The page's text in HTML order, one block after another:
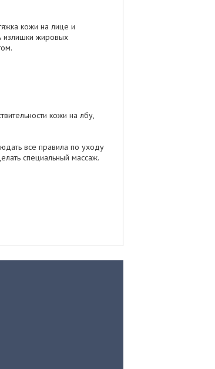
кожи на лице и
излишки жировых
кожи на лбу,
все правила по уходу
специальный массаж.